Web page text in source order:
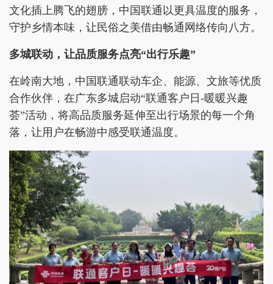
文化插上腾飞的翅膀，中国联通以更具温度的服务，
守护乡情本味，让民俗之美借由畅通网络传向八方。
多城联动，让品质服务点亮“出行乐趣”
在岭南大地，中国联通联动车企、能源、文旅等优质
合作伙伴，在广东多城启动“联通客户日-暖暖兴趣
荟”活动，将高品质服务延伸至出行场景的每一个角
落，让用户在畅游中感受联通温度。